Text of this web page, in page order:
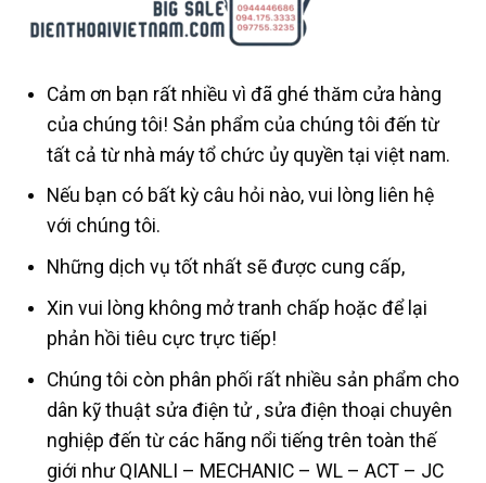
Cảm ơn bạn rất nhiều vì đã ghé thăm cửa hàng
của chúng tôi! Sản phẩm của chúng tôi đến từ
tất cả từ nhà máy tổ chức ủy quyền tại việt nam.
Nếu bạn có bất kỳ câu hỏi nào, vui lòng liên hệ
với chúng tôi.
Những dịch vụ tốt nhất sẽ được cung cấp,
Xin vui lòng không mở tranh chấp hoặc để lại
phản hồi tiêu cực trực tiếp!
Chúng tôi còn phân phối rất nhiều sản phẩm cho
dân kỹ thuật sửa điện tử , sửa điện thoại chuyên
nghiệp đến từ các hãng nổi tiếng trên toàn thế
giới như QIANLI – MECHANIC – WL – ACT – JC